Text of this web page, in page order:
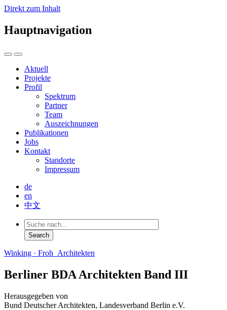
Direkt zum Inhalt
Hauptnavigation
Aktuell
Projekte
Profil
Spektrum
Partner
Team
Auszeichnungen
Publikationen
Jobs
Kontakt
Standorte
Impressum
de
en
中文
Winking · Froh Architekten
Berliner BDA Architekten Band III
Herausgegeben von
Bund Deutscher Architekten, Landesverband Berlin e.V.